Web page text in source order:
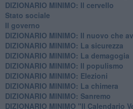
DIZIONARIO MINIMO: Il cervello
Stato sociale
Il governo
DIZIONARIO MINIMO: Il nuovo che
DIZIONARIO MINIMO: La sicurezza
DIZIONARIO MINIMO: La demagogia
DIZIONARIO MINIMO: Il populismo
DIZIONARIO MINIMO: Elezioni
DIZIONARIO MINIMO: La chimera
DIZIONARIO MINIMO: Sanremo
DIZIONARIO MINIMO "Il Calendario